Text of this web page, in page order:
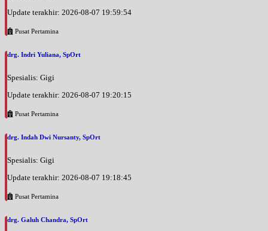
Update terakhir: 2026-08-07 19:59:54
Pusat Pertamina
drg. Indri Yuliana, SpOrt
Spesialis: Gigi
Update terakhir: 2026-08-07 19:20:15
Pusat Pertamina
drg. Indah Dwi Nursanty, SpOrt
Spesialis: Gigi
Update terakhir: 2026-08-07 19:18:45
Pusat Pertamina
drg. Galuh Chandra, SpOrt